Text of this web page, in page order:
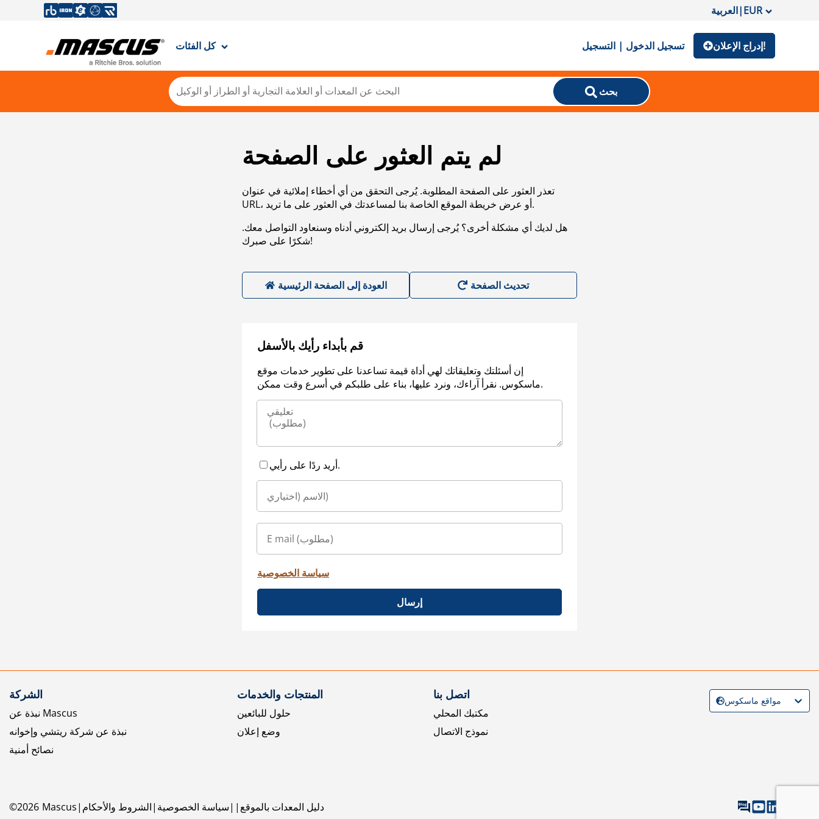
العربية|EUR
كل الفئات تسجيل الدخول | التسجيل إدراج الإعلان!
بحث
لم يتم العثور على الصفحة
تعذر العثور على الصفحة المطلوبة. يُرجى التحقق من أي أخطاء إملائية في عنوان
URL، أو عرض خريطة الموقع الخاصة بنا لمساعدتك في العثور على ما تريد.
هل لديك أي مشكلة أخرى؟ يُرجى إرسال بريد إلكتروني أدناه وسنعاود التواصل معك.
شكرًا على صبرك!
العودة إلى الصفحة الرئيسية
قم بأبداء رأيك بالأسفل
إن أسئلتك وتعليقاتك لهي أداة قيمة تساعدنا على تطوير خدمات موقع
ماسكوس. نقرأ آراءك، ونرد عليها، بناء على طلبكم في أسرع وقت ممكن.
أريد ردًا على رأيي.
سياسة الخصوصية
إرسال
الشركة
نبذة عن Mascus
نبذة عن شركة ريتشي وإخوانه
نصائح أمنية
المنتجات والخدمات
حلول للبائعين
وضع إعلان
اتصل بنا
مكتبك المحلي
نموذج الاتصال
©2026 Mascus الشروط والأحكام سياسة الخصوصية دليل المعدات بالموقع
مواقع ماسكوس